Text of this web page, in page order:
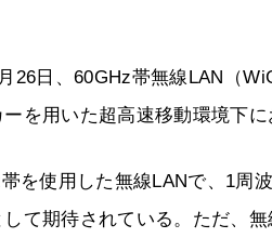
26日、60GHz帯無線LAN（
を用いた超高速移動環境下
を使用した無線LANで、1周
て期待されている。ただ、